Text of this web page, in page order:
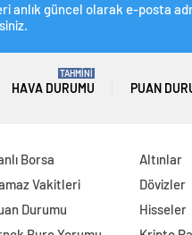
anlık güncel olarak e-posta
HAVA DURUMU
TAHMİNİ
PUAN
Borsa
Vakitleri
Durumu
Altınlar
Dövizler
Hisseler